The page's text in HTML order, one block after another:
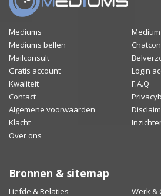
Mediums
Mediums bellen
Mailconsult
Gratis account
Login
Kwaliteit
F.A.Q
Contact
Algemene voorwaarden
Klacht
Over ons
Bronnen & sitemap
Liefde & Relaties Werk &